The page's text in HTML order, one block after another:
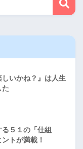
しいかね？』は人生
た
る５１の「仕組
トが満載！